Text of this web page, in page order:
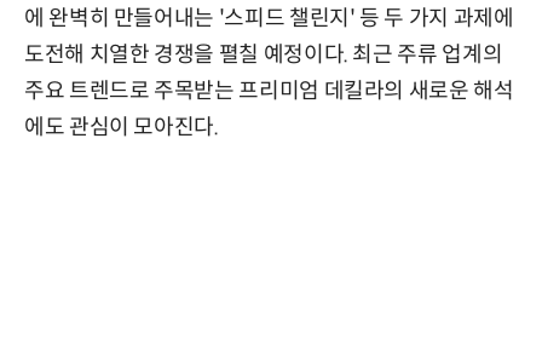
에 완벽히 만들어내는 '스피드 챌린지' 등 두 가지 과제에
도전해 치열한 경쟁을 펼칠 예정이다. 최근 주류 업계의
주요 트렌드로 주목받는 프리미엄 데킬라의 새로운 해석
에도 관심이 모아진다.